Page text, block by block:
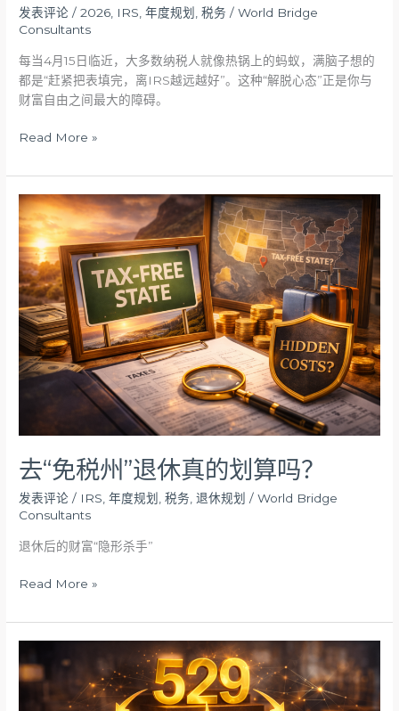
发表评论 /2026, IRS,年度规划 ,税务 /World Bridge
Consultants
每当4月15日临近，大多数纳税人就像热锅上的蚂蚁，满脑子想的
都是“赶紧把表填完，离IRS越远越好”。这种“解脱心态”正是你与
财富自由之间最大的障碍。
Read More »
去“免税州”退休真的划算吗？
发表评论 / IRS ,年度规划 ,税务 ,退休规划 /World Bridge
Consultants
退休后的财富“隐形杀手”
去
“免
税
州”
退
休
真
的
划
算
Read More »
何
将